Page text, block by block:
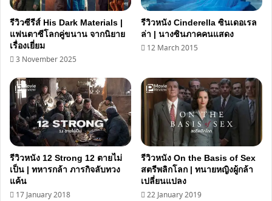
รีวิวซีรีส์ His Dark Materials |
แฟนตาซีโลกคู่ขนาน จากนิยาย
เรื่องเยี่ยม
3 November 2025
รีวิวหนัง Cinderella ซินเดอเรล
ล่า | นางซินภาคคนแสดง
12 March 2015
รีวิวหนัง 12 Strong 12 ตายไม่
เป็น | ทหารกล้า ภารกิจลับทวง
แค้น
17 January 2018
รีวิวหนัง On the Basis of Sex
สตรีพลิกโลก | ทนายหญิงผู้กล้า
เปลี่ยนแปลง
22 January 2019